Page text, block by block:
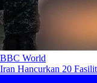
BBC World
Iran Hancurkan 20